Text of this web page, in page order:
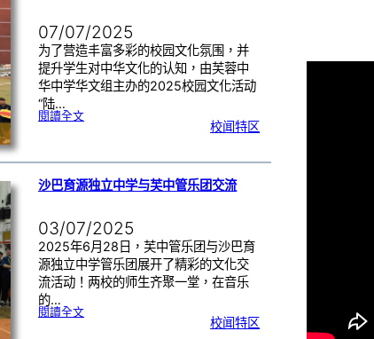
07/07/2025
为了营造丰富多彩的校园文化氛围，并
提升学生对中华文化的认知，由芙蓉中
华中学华文组主办的2025校园文化活动
“陆…
閱讀全文:陆
弘
扬
华
传
统
文
校闻特区
沙巴育源独立中学与芙中管乐团交流
03/07/2025
2025年6月28日，芙中管乐团与沙巴育
源独立中学管乐团展开了精彩的文化交
流活动！两校的师生齐聚一堂，在音乐
的…
閱讀全文:沙 校闻特区